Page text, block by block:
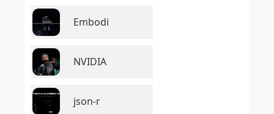
Embodi
NVIDIA
json-r